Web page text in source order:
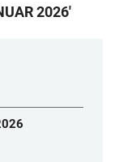
2026'